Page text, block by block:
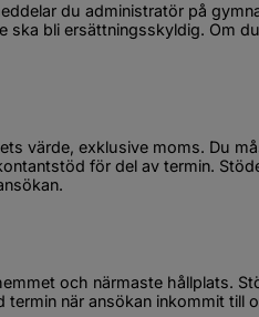
du administratör på
bli ersättningsskyldig. Om
värde, exklusive moms. Du
för del av termin.
och närmaste hållplats.
termin när ansökan inkommit till